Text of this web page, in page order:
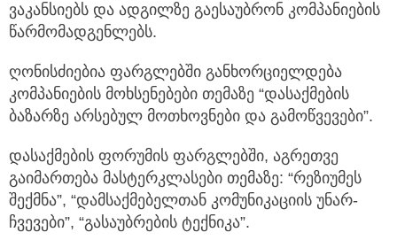
ვაკანსიებს და ადგილზე გაესაუბრონ კომპანიების
წარმომადგენლებს.
ღონისძიებია ფარგლებში განხორციელდება
კომპანიების მოხსენებები თემაზე “დასაქმების
ბაზარზე არსებულ მოთხოვნები და გამოწვევები”.
დასაქმების ფორუმის ფარგლებში, აგრეთვე
გაიმართება მასტერკლასები თემაზე: “რეზიუმეს
შექმნა”, “დამსაქმებელთან კომუნიკაციის უნარ-
ჩვევები”, “გასაუბრების ტექნიკა”.